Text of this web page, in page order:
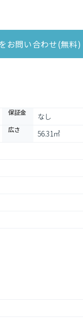
お問い合わせ(無料)
保証金 なし
広さ 56.31㎡